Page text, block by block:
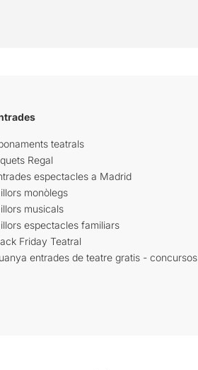
teatrals
Regal
espectacles a Madrid
monòlegs
musicals
espectacles familiars
Friday Teatral
entrades de teatre gratis - concursos